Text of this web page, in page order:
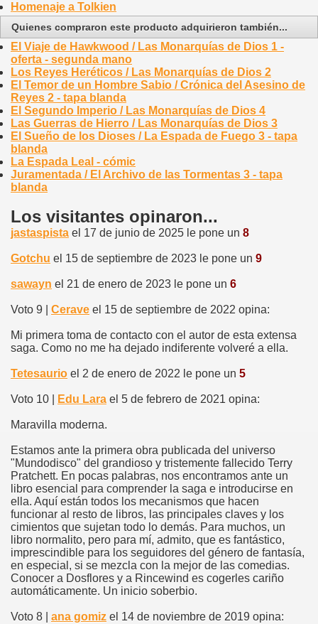
Homenaje a Tolkien
Quienes compraron este producto adquirieron también...
El Viaje de Hawkwood / Las Monarquías de Dios 1 -
oferta - segunda mano
Los Reyes Heréticos / Las Monarquías de Dios 2
El Temor de un Hombre Sabio / Crónica del Asesino de
Reyes 2 - tapa blanda
El Segundo Imperio / Las Monarquías de Dios 4
Las Guerras de Hierro / Las Monarquías de Dios 3
El Sueño de los Dioses / La Espada de Fuego 3 - tapa
blanda
La Espada Leal - cómic
Juramentada / El Archivo de las Tormentas 3 - tapa
blanda
Los visitantes opinaron...
jastaspista el 17 de junio de 2025 le pone un 8
Gotchu el 15 de septiembre de 2023 le pone un 9
sawayn el 21 de enero de 2023 le pone un 6
Voto 9 | Cerave el 15 de septiembre de 2022 opina:
Mi primera toma de contacto con el autor de esta extensa
saga. Como no me ha dejado indiferente volveré a ella.
Tetesaurio el 2 de enero de 2022 le pone un 5
Voto 10 | Edu Lara el 5 de febrero de 2021 opina:
Maravilla moderna.
Estamos ante la primera obra publicada del universo
"Mundodisco" del grandioso y tristemente fallecido Terry
Pratchett. En pocas palabras, nos encontramos ante un
libro esencial para comprender la saga e introducirse en
ella. Aquí están todos los mecanismos que hacen
funcionar al resto de libros, las principales claves y los
cimientos que sujetan todo lo demás. Para muchos, un
libro normalito, pero para mí, admito, que es fantástico,
imprescindible para los seguidores del género de fantasía,
en especial, si se mezcla con la mejor de las comedias.
Conocer a Dosflores y a Rincewind es cogerles cariño
automáticamente. Un inicio soberbio.
Voto 8 | ana gomiz el 14 de noviembre de 2019 opina: